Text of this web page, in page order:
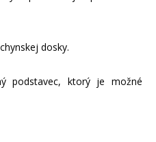
dosky.
podstavec, ktorý je možné